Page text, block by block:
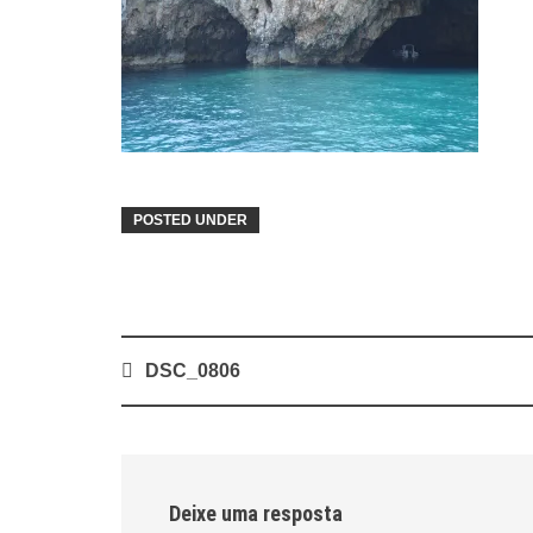
POSTED UNDER
PostDSC_0806
Deixe uma resposta